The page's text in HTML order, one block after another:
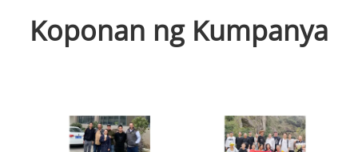
Koponan ng Kumpanya